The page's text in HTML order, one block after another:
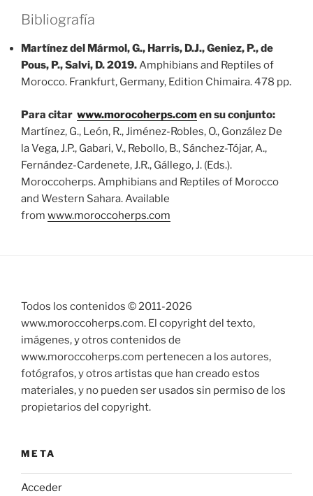
Bibliografía
Martínez del Mármol, G., Harris, D.J., Geniez, P., de
Pous, P., Salvi, D. 2019.Amphibians and Reptiles of
Morocco. Frankfurt, Germany, Edition Chimaira. 478 pp.
Para citar www.morocoherps.comen su conjunto:
Martínez, G., León, R., Jiménez-Robles, O., González De
la Vega, J.P., Gabari, V., Rebollo, B., Sánchez-Tójar, A.,
Fernández-Cardenete, J.R., Gállego, J. (Eds.).
Moroccoherps. Amphibians and Reptiles of Morocco
and Western Sahara. Available
from www.moroccoherps.com
Todos los contenidos © 2011-2026
www.moroccoherps.com. El copyright del texto,
imágenes, y otros contenidos de
www.moroccoherps.com pertenecen a los autores,
fotógrafos, y otros artistas que han creado estos
materiales, y no pueden ser usados sin permiso de los
propietarios del copyright.
META
Acceder